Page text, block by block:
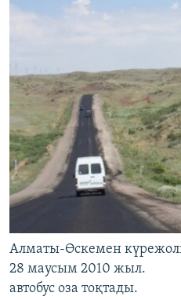
Алматы-Өскемен
28 маусым 2010 жыл.
автобус оза тоқтады.